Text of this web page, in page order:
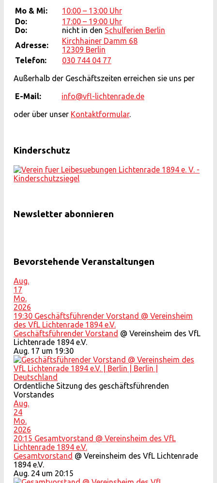
Mo & Mi:
10:00 – 13:00 Uhr
Do:
Do:
17:00 – 19:00 Uhr
nicht in den Schulferien Berlin
Adresse:
Kirchhainer Damm 68
12309 Berlin
Telefon:
030 744 04 77
Außerhalb der Geschäftszeiten erreichen sie uns per
E-Mail: info@vfl-lichtenrade.de
oder über unser Kontaktformular.
Kinderschutz
Newsletter abonnieren
Bevorstehende Veranstaltungen
Aug.
17
Mo.
2026
19:30 Geschäftsführender Vorstand @ Vereinsheim
des VfL Lichtenrade 1894 e.V.
Geschäftsführender Vorstand @ Vereinsheim des VfL
Lichtenrade 1894 e.V.
Aug. 17 um 19:30
Ordentliche Sitzung des geschäftsführenden
Vorstandes
Aug.
24
Mo.
2026
20:15 Gesamtvorstand @ Vereinsheim des VfL
Lichtenrade 1894 e.V.
Gesamtvorstand @ Vereinsheim des VfL Lichtenrade
1894 e.V.
Aug. 24 um 20:15